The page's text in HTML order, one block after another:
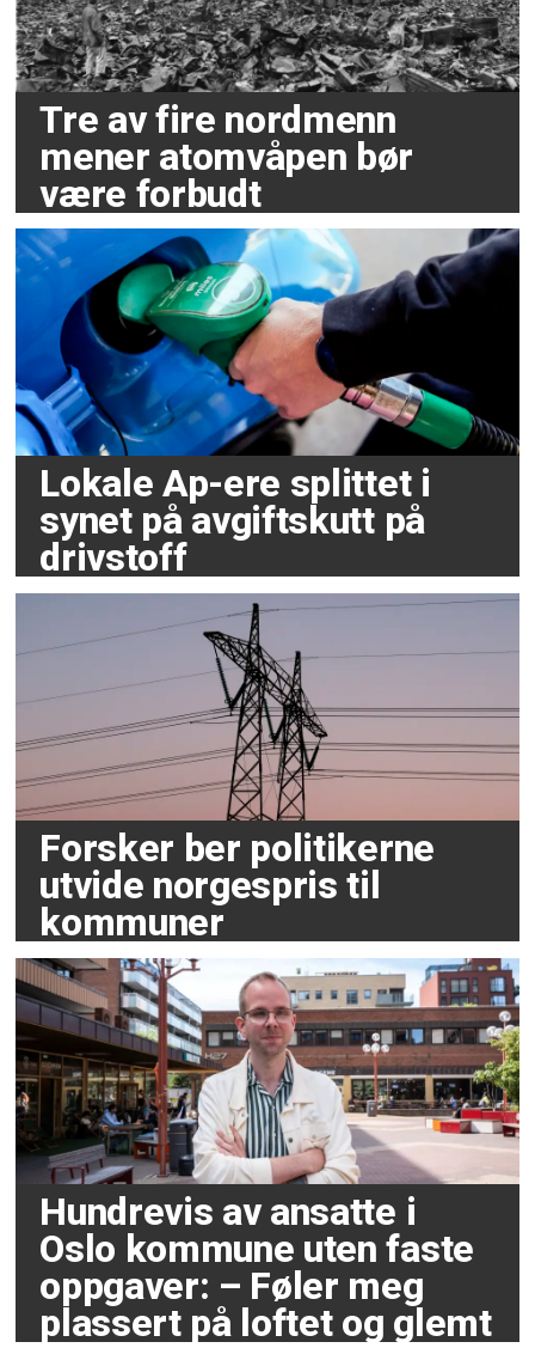
Tre av fire nordmenn
mener atomvåpen bør
være forbudt
Lokale Ap-ere splittet i
synet på avgiftskutt på
drivstoff
Forsker ber politikerne
utvide norgespris til
kommuner
Hundrevis av ansatte i
Oslo kommune uten faste
oppgaver: – Føler meg
plassert på loftet og glemt